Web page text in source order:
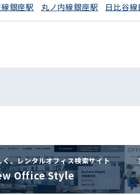
銀座駅 丸ノ内線銀座駅 日比谷
く。レンタルオフィス検索サイト
Office Style